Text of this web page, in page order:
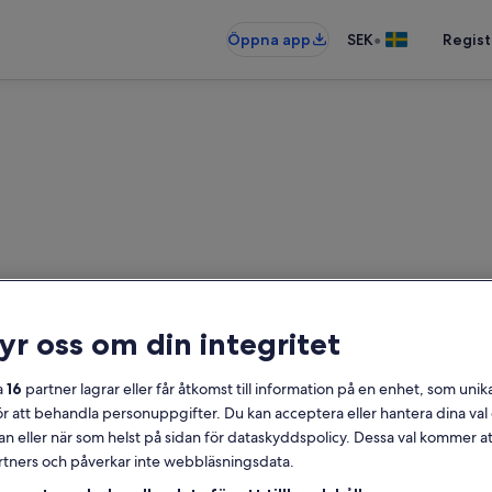
Öppna app
SEK•
nära Blokhus
– ange dina datum för
Datum
oss om din integritet
16 partner lagrar eller får åtkomst till information på en enhet, som
att behandla personuppgifter. Du kan acceptera eller hantera dina
eller när som helst på sidan för dataskyddspolicy. Dessa val kommer
och påverkar inte webbläsningsdata.